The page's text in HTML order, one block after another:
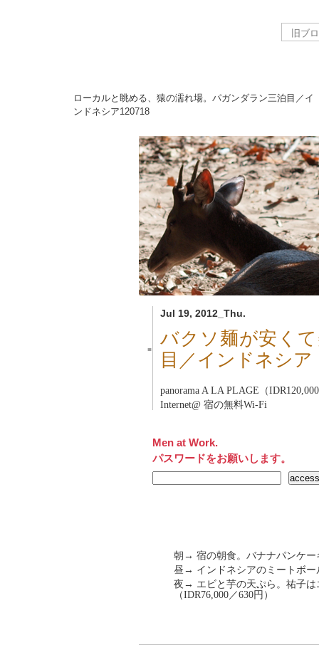
ローカルと眺める、猿の濡れ場。パガンダラン三泊目／イ
ンドネシア120718
Jul 19, 2012_Thu.
■
バクソ麺が安く
目／インドネシア
panorama A LA PLAGE（
Internet@ 宿の無料Wi-Fi
Men at Work.
パスワードをお願いします。
朝→ 宿の朝食。バナナパンケー
昼→ インドネシアのミートボー
夜→ エビと芋の天ぷら。祐子は
（IDR76,000／630円）